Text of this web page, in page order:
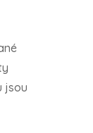
jsou